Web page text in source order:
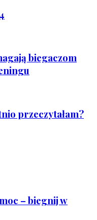
biegaczom
przeczytałam?
– biegnij w